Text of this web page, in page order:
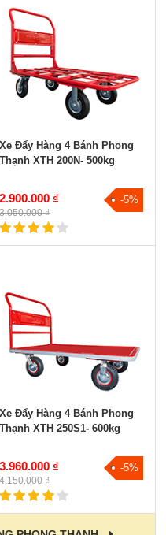
Xe Đẩy Hàng 4 Bánh Phong
Thạnh XTH 200N- 500kg
2.900.000 ₫
3.050.000 ₫
-5%
Xe Đẩy Hàng 4 Bánh Phong
Thạnh XTH 250S1- 600kg
3.960.000 ₫
4.150.000 ₫
-5%